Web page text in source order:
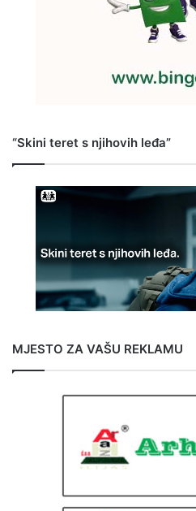
“Skini teret s njihovih leđa”
MJESTO ZA VAŠU REKLAMU